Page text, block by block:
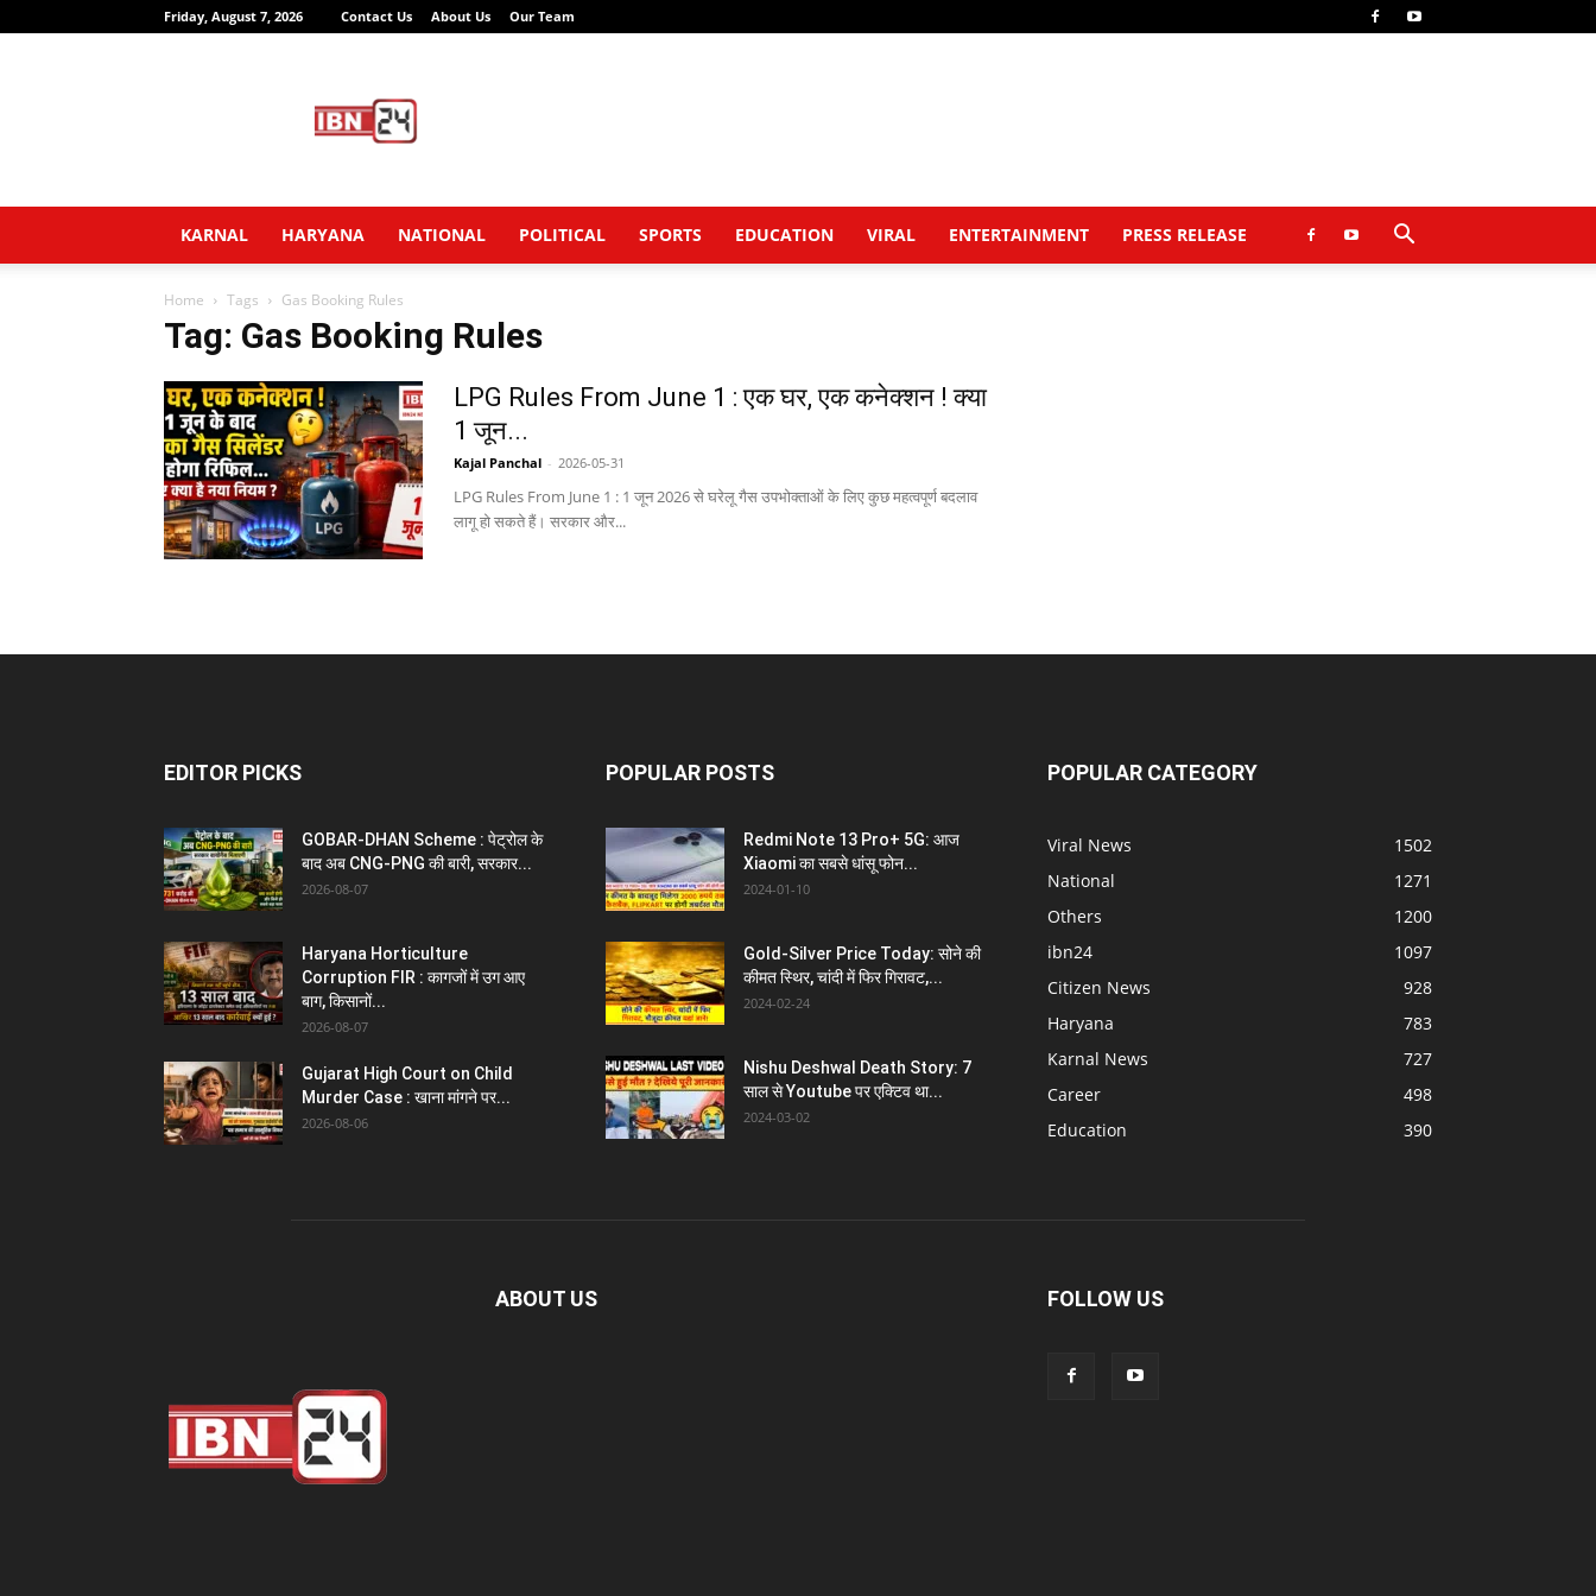
Friday, August 7, 2026 Contact Us About Us Our Team
News
Network
KARNAL HARYANA NATIONAL POLITICAL SPORTS EDUCATION VIRAL ENTERTAINMENT PRESS RELEASE
Home Tags Gas Booking Rules
Tag: Gas Booking Rules
LPG Rules From June 1 : एक घर, एक कनेक्शन ! क्या
1 जून...
Kajal Panchal - 2026-05-31
LPG Rules From June 1 : 1 जून 2026 से घरेलू गैस उपभोक्ताओं के लिए कुछ महत्वपूर्ण बदलाव
लागू हो सकते हैं। सरकार और...
EDITOR PICKS
GOBAR-DHAN Scheme : पेट्रोल के
बाद अब CNG-PNG की बारी, सरकार...
2026-08-07
Haryana Horticulture
Corruption FIR : कागजों में उग आए
बाग, किसानों...
2026-08-07
Gujarat High Court on Child
Murder Case : खाना मांगने पर...
2026-08-06
POPULAR POSTS
Redmi Note 13 Pro+ 5G: आज
Xiaomi का सबसे धांसू फोन...
2024-01-10
Gold-Silver Price Today: सोने की
कीमत स्थिर, चांदी में फिर गिरावट,...
2024-02-24
Nishu Deshwal Death Story: 7
साल से Youtube पर एक्टिव था...
2024-03-02
POPULAR CATEGORY
Viral News
1502
National
1271
Others
1200
ibn24
1097
Citizen News
928
Haryana
783
Karnal News
727
Career
498
Education
390
ABOUT US FOLLOW US